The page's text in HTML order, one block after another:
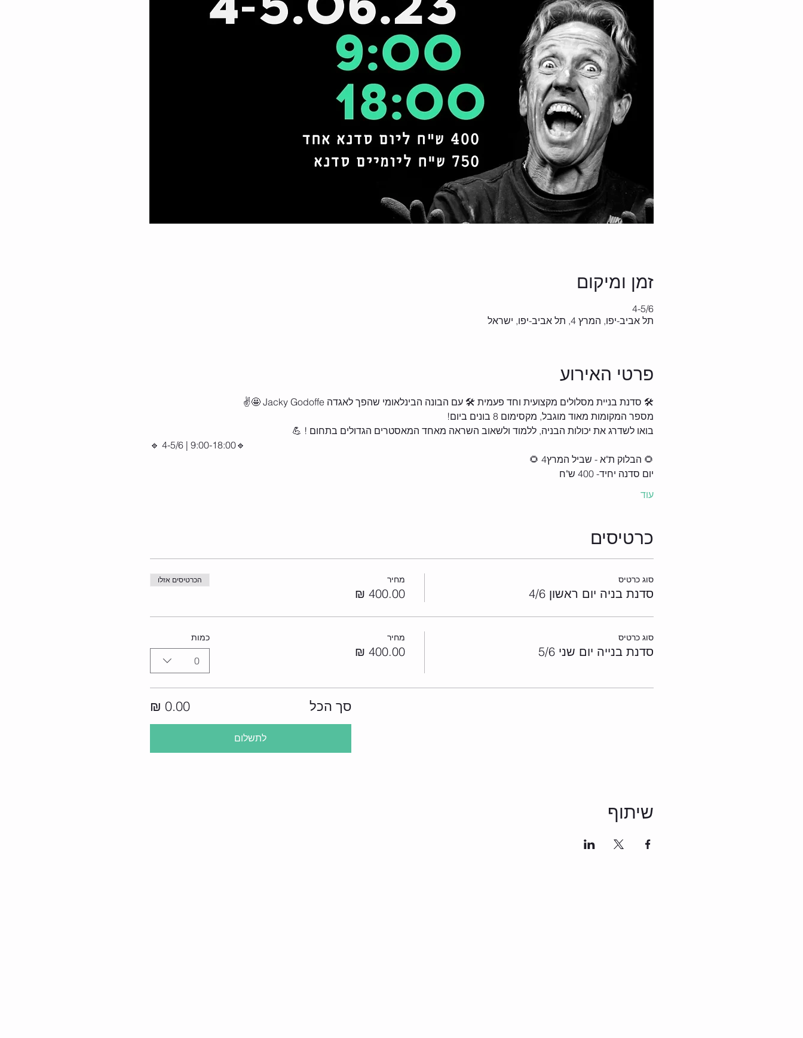
זמן ומיקום
4-5/6
תל אביב-יפו, המרץ 4, תל אביב-יפו, ישראל
פרטי האירוע
🛠️ סדנת בניית מסלולים מקצועית וחד פעמית 🛠️ עם הבונה הבינלאומי שהפך לאגדה Jacky Godoffe 🤩✌️
מספר המקומות מאוד מוגבל, מקסימום 8 בונים ביום!
בואו לשדרג את יכולות הבניה, ללמוד ולשאוב השראה מאחד המאסטרים הגדולים בתחום ! 💪
🔹 4-5/6 | 9:00-18:00🔹
🌻 הבלוק ת"א - שביל המרץ4 🌻
יום סדנה יחיד- 400 ש"ח
עוד
כרטיסים
סוג כרטיס
סדנת בניה יום ראשון 4/6
מחיר הכרטיסים אזלו
סוג כרטיס
סדנת בנייה יום שני 5/6
מחיר כמות
0
סך הכל ‏0.00 ‏₪
לתשלום
שיתוף